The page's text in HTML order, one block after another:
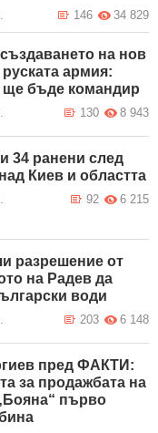
34 829
146
на нов
армия:
бъде командир
8 943
130
34 ранени след
Киев и областта
6 215
92
разрешение от
на Радев да
води
6 148
203
пред ФАКТИ:
за продажбата на
първо